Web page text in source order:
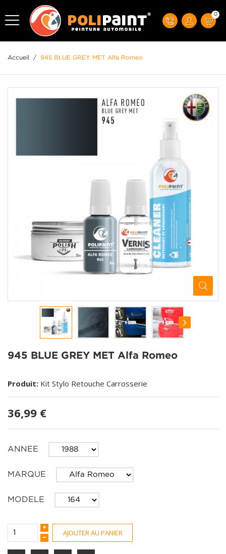
0
Accueil / 945 BLUE GREY MET Alfa Romeo
945 BLUE GREY MET Alfa Romeo
Produit: Kit Stylo Retouche Carrosserie
36,99 €
ANNEE
MARQUE
MODELE
AJOUTER AU PANIER